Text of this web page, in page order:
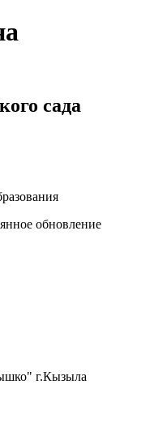
сада
обновление
г.Кызыла